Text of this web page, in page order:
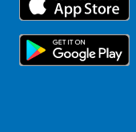
Topsporters
Voor de pers